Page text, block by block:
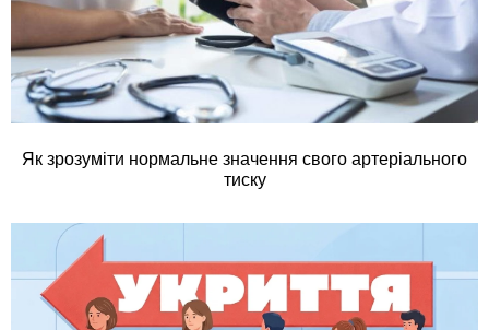
Як зрозуміти нормальне значення свого артеріального
тиску